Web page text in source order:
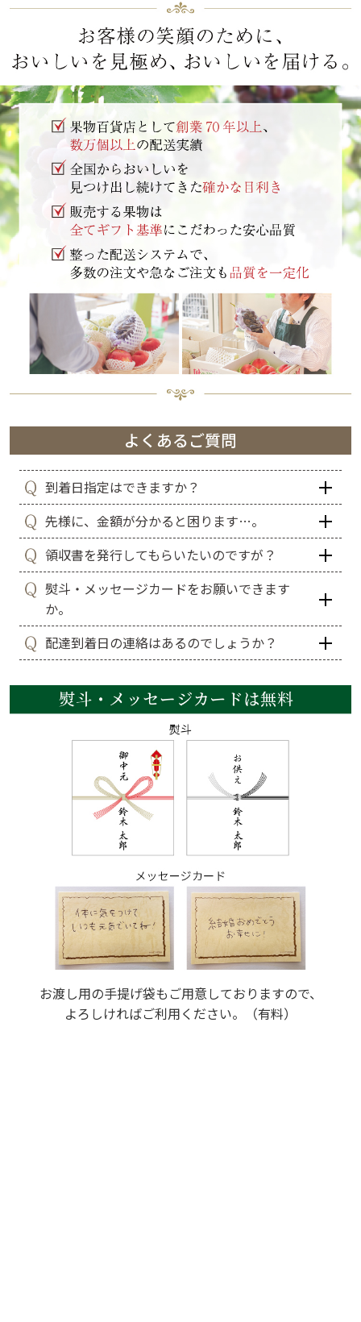
到着日指定はできますか？
先様に、金額が分かると困ります…。
領収書を発行してもらいたいのですが？
熨斗・メッセージカードをお願いできます
か。
配達到着日の連絡はあるのでしょうか？
お渡し用の手提げ袋もご用意しておりますので、
よろしければご利用ください。（有料）